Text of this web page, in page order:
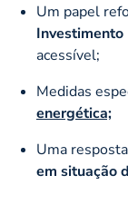
Um papel
Investimento
acessível;
Medidas
energética;
Uma
em situação